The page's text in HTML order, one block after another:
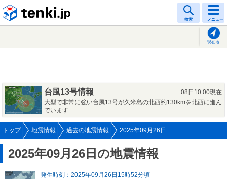
検索 メニュー
現在地
台風13号情報
08日10:00現在
大型で非常に強い台風13号が久米島の北西約130kmを北西に進ん
でいます
トップ 地震情報 過去の地震情報 2025年09月26日
2025年09月26日の地震情報
発生時刻：2025年09月26日15時52分頃